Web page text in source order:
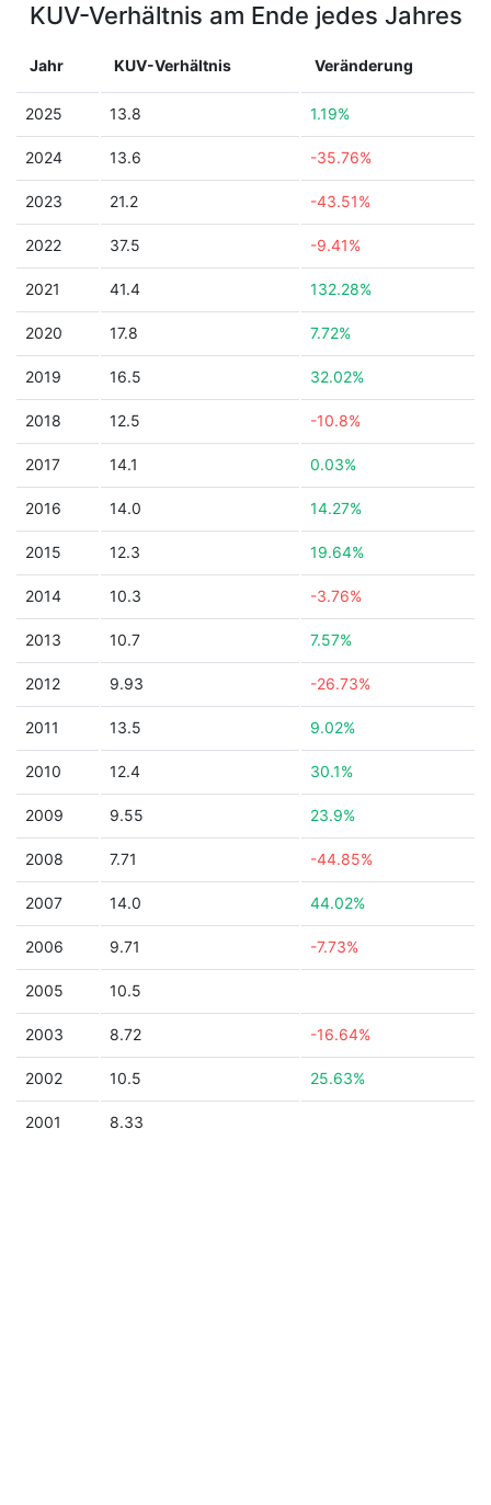
KUV-Verhältnis am Ende jedes Jahres
Jahr KUV-Verhältnis Veränderung
2025 13.8 1.19%
2024 13.6 -35.76%
2023 21.2 -43.51%
2022 37.5 -9.41%
2021 41.4 132.28%
2020 17.8 7.72%
2019 16.5 32.02%
2018 12.5 -10.8%
2017 14.1 0.03%
2016 14.0 14.27%
2015 12.3 19.64%
2014 10.3 -3.76%
2013 10.7 7.57%
2012 9.93 -26.73%
2011 13.5 9.02%
2010 12.4 30.1%
2009 9.55 23.9%
2008 7.71 -44.85%
2007 14.0 44.02%
2006 9.71 -7.73%
2005 10.5
2003 8.72 -16.64%
2002 10.5 25.63%
2001 8.33